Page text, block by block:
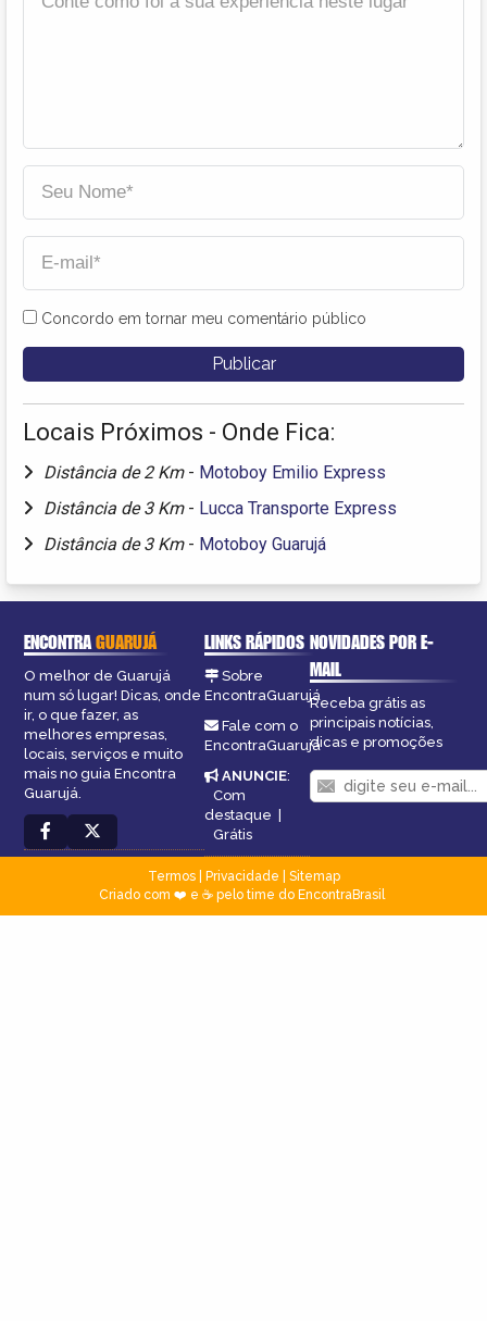
Concordo em tornar meu comentário público
Locais Próximos - Onde Fica:
Distância de 2 Km - Motoboy Emilio Express
Distância de 3 Km - Lucca Transporte Express
Distância de 3 Km - Motoboy Guarujá
ENCONTRAGUARUJÁ
O melhor de Guarujá
num só lugar! Dicas, onde
ir, o que fazer, as
melhores empresas,
locais, serviços e muito
mais no guia Encontra
Guarujá.
LINKS RÁPIDOS
Sobre
EncontraGuarujá
Fale com o
EncontraGuarujá
ANUNCIE:
Com
destaque |
Grátis
NOVIDADES POR E-
MAIL
Receba grátis as
principais notícias,
dicas e promoções
Termos| Privacidade
Sitemap
Criado com ❤️ e ☕ pelo time do EncontraBrasil